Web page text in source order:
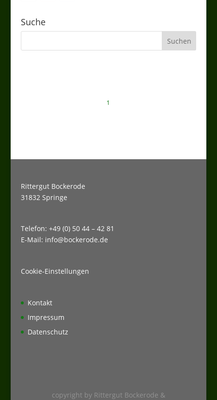
Suche
1
Rittergut Bockerode
31832 Springe
Telefon: +49 (0) 50 44 – 42 81
E-Mail: info@bockerode.de
Cookie-Einstellungen
Kontakt
Impressum
Datenschutz
copyright by Rittergut Bockerode &